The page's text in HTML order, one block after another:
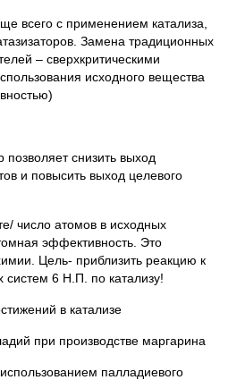
всего с применением катализа,
Замена традиционных
– сверхкритическими
исходного вещества
позволяет снизить выход
и повысить выход целевого
число атомов в исходных
эффективность. Это
Цель- приблизить реакцию к
систем 6 Н.П. по катализу!
в катализе
при производстве маргарина
палладиевого